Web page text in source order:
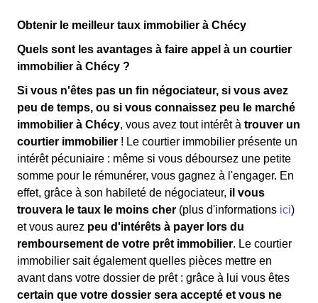
Obtenir le meilleur taux immobilier à Chécy
Quels sont les avantages à faire appel à un courtier
immobilier à Chécy ?
Si vous n'êtes pas un fin négociateur, si vous avez
peu de temps, ou si vous connaissez peu le marché
immobilier à Chécy, vous avez tout intérêt à trouver un
courtier immobilier ! Le courtier immobilier présente un
intérêt pécuniaire : même si vous déboursez une petite
somme pour le rémunérer, vous gagnez à l'engager. En
effet, grâce à son habileté de négociateur, il vous
trouvera le taux le moins cher (plus d'informations ici)
et vous aurez peu d'intérêts à payer lors du
remboursement de votre prêt immobilier. Le courtier
immobilier sait également quelles pièces mettre en
avant dans votre dossier de prêt : grâce à lui vous êtes
certain que votre dossier sera accepté et vous ne